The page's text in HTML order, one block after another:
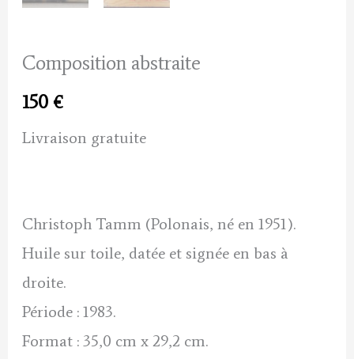
Composition abstraite
150€
Livraison gratuite
Christoph Tamm (Polonais, né en 1951).
Huile sur toile, datée et signée en bas à
droite.
Période : 1983.
Format : 35,0 cm x 29,2 cm.